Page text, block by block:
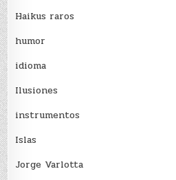
Haikus raros
humor
idioma
Ilusiones
instrumentos
Islas
Jorge Varlotta